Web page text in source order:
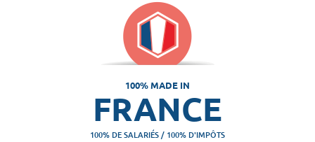
100% MADE IN
FRANCE
100% DE SALARIÉS / 100% D'IMPÔTS